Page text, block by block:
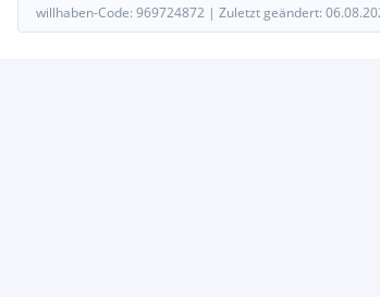
willhaben-Code: 969724872 | Zuletzt geändert: